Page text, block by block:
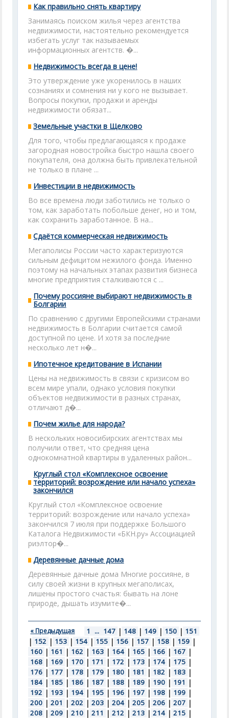
Как правильно снять квартиру
Занимаясь поиском жилья через агентства
недвижимости, настоятельно рекомендуется
избегать услуг так называемых
информационных агентств. �...
Недвижимость всегда в цене!
Это утверждение уже укоренилось в наших
сознаниях и сомнения ни у кого не вызывает.
Вопросы покупки, продажи и аренды
недвижимости обязат...
Земельные участки в Щелково
Для того, чтобы предлагающаяся к продаже
загородная новостройка быстро нашла своего
покупателя, она должна быть привлекательной
не только в плане ...
Инвестиции в недвижимость
Во все времена люди заботились не только о
том, как заработать побольше денег, но и том,
как сохранить заработанное. В на...
Сдаётся коммерческая недвижимость
Мегаполисы России часто характеризуются
сильным дефицитом нежилого фонда. Именно
поэтому на начальных этапах развития бизнеса
многие предприятия сталкиваются с ...
Почему россияне выбирают недвижимость в
Болгарии
По сравнению с другими Европейскими странами
недвижимость в Болгарии считается самой
доступной по цене. И хотя за последние
несколько лет н�...
Ипотечное кредитование в Испании
Цены на недвижимость в связи с кризисом во
всем мире упали, однако условия покупки
объектов недвижимости в разных странах,
отличают д�...
Почем жилье для народа?
В нескольких новосибирских агентствах мы
получили ответ, что средняя цена
однокомнатной квартиры в удаленных район...
Круглый стол «Комплексное освоение
территорий: возрождение или начало успеха»
закончился
Круглый стол «Комплексное освоение
территорий: возрождение или начало успеха»
закончился 7 июля при поддержке Большого
Каталога Недвижимости «БКН.ру» Ассоциацией
риэлтор�...
Деревянные дачные дома
Деревянные дачные дома Многие россияне, в
силу своей жизни в крупных мегаполисах,
лишены простого счастья: бывать на лоне
природе, дышать изумите�...
« Предыдущая 1 ... 147 | 148 | 149 | 150 | 151
| 152 | 153 | 154 | 155 | 156 | 157 | 158 | 159 |
160 | 161 | 162 | 163 | 164 | 165 | 166 | 167 |
168 | 169 | 170 | 171 | 172 | 173 | 174 | 175 |
176 | 177 | 178 | 179 | 180 | 181 | 182 | 183 |
184 | 185 | 186 | 187 | 188 | 189 | 190 | 191 |
192 | 193 | 194 | 195 | 196 | 197 | 198 | 199 |
200 | 201 | 202 | 203 | 204 | 205 | 206 | 207 |
208 | 209 | 210 | 211 | 212 | 213 | 214 | 215 |